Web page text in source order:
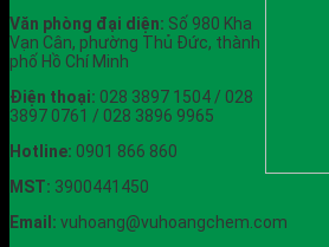
Văn phòng đại diện: Số 980 Kha
Vạn Cân, phường Thủ Đức, thành
phố Hồ Chí Minh
Điện thoại: 028 3897 1504 / 028
3897 0761 / 028 3896 9965
Hotline: 0901 866 860
MST: 3900441450
Email: vuhoang@vuhoangchem.com